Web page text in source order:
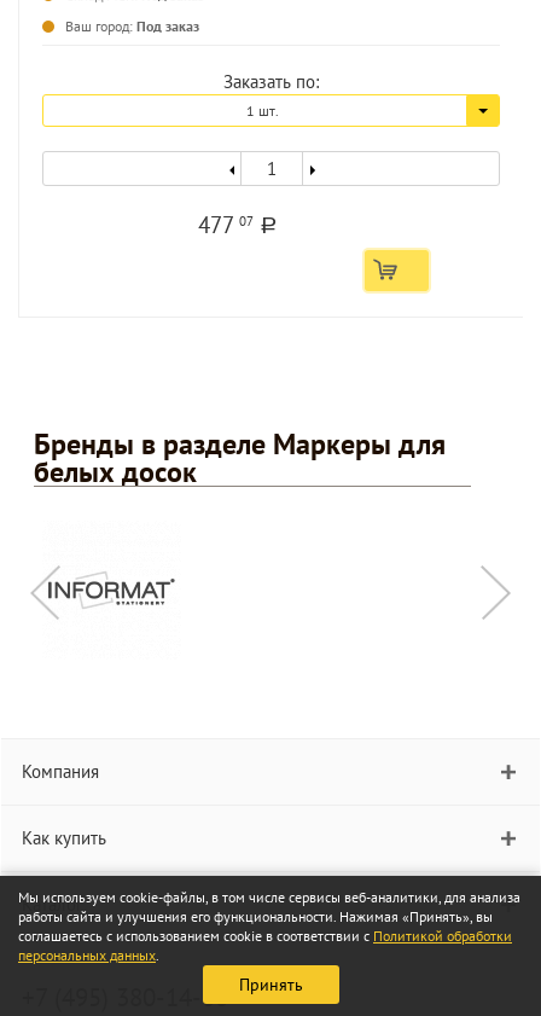
Ваш город: Под заказ
Заказать по:
1 шт.
477 07 a
Бренды в разделе Маркеры для
белых досок
Компания
Как купить
Каталог
+7 (495) 380-14-00
Мы используем cookie-файлы, в том числе сервисы веб-аналитики, для анализа
работы сайта и улучшения его функциональности. Нажимая «Принять», вы
соглашаетесь с использованием cookie в соответствии с Политикой обработки
персональных данных.
Принять